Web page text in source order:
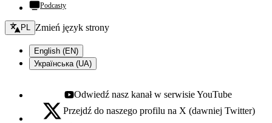
Podcasty
Zmień język - bieżący:
PL Zmień język strony
English (EN)
Українська (UA)
Youtube - otwiera się w nowej karcie
Odwiedź nasz kanał w serwisie YouTube
X - otwiera się w nowej karcie
Przejdź do naszego profilu na X (dawniej Twitter)